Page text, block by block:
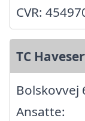
CVR:
TC
Bolskovvej
Ansatte: